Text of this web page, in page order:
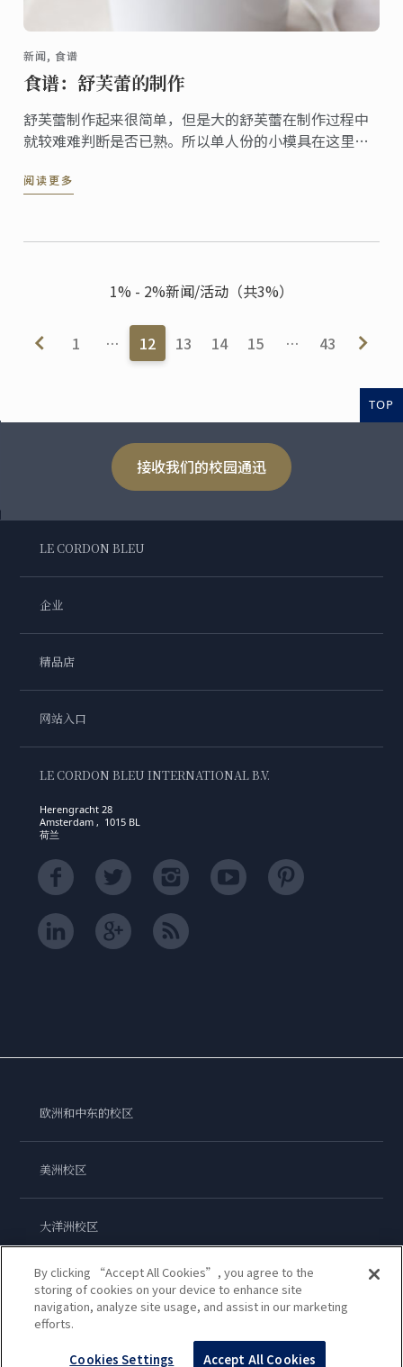
新闻, 食谱
食谱：舒芙蕾的制作
舒芙蕾制作起来很简单，但是大的舒芙蕾在制作过程中
就较难难判断是否已熟。所以单人份的小模具在这里就
让你在家就能轻松制作。
阅读更多
1% - 2%新闻/活动（共3%）
1 … 12 13 14 15 … 43
TOP
接收我们的校园通迅
LE CORDON BLEU
企业
精品店
网站入口
LE CORDON BLEU INTERNATIONAL B.V.
Herengracht 28
Amsterdam , 1015 BL
荷兰
欧洲和中东的校区
美洲校区
大洋洲校区
亚洲校区
By clicking “Accept All Cookies”, you agree to the
storing of cookies on your device to enhance site
navigation, analyze site usage, and assist in our marketing
efforts.
Cookies Settings Accept All Cookies